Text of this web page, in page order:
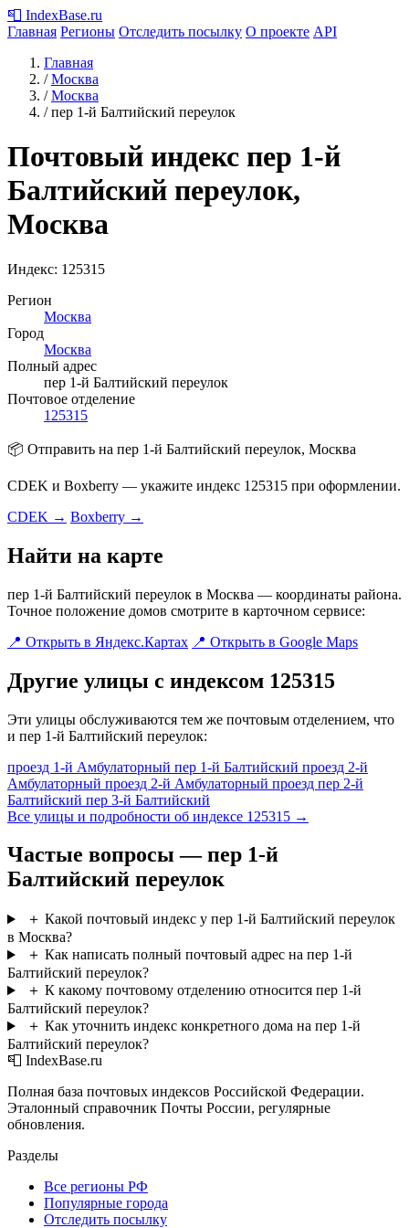
📮 IndexBase.ru
Главная Регионы Отследить посылку О проекте API
Главная
/ Москва
/ Москва
/ пер 1-й Балтийский переулок
Почтовый индекс пер 1-й
Балтийский переулок,
Москва
Индекс: 125315
Регион
Москва
Город
Москва
Полный адрес
пер 1-й Балтийский переулок
Почтовое отделение
125315
📦 Отправить на пер 1-й Балтийский переулок, Москва
CDEK и Boxberry — укажите индекс 125315 при оформлении.
CDEK → Boxberry →
Найти на карте
пер 1-й Балтийский переулок в Москва — координаты района.
Точное положение домов смотрите в карточном сервисе:
📍 Открыть в Яндекс.Картах 📍 Открыть в Google Maps
Другие улицы с индексом 125315
Эти улицы обслуживаются тем же почтовым отделением, что
и пер 1-й Балтийский переулок:
проезд 1-й Амбулаторный пер 1-й Балтийский проезд 2-й
Амбулаторный проезд 2-й Амбулаторный проезд пер 2-й
Балтийский пер 3-й Балтийский
Все улицы и подробности об индексе 125315 →
Частые вопросы — пер 1-й
Балтийский переулок
＋ Какой почтовый индекс у пер 1-й Балтийский переулок
в Москва?
＋ Как написать полный почтовый адрес на пер 1-й
Балтийский переулок?
＋ К какому почтовому отделению относится пер 1-й
Балтийский переулок?
＋ Как уточнить индекс конкретного дома на пер 1-й
Балтийский переулок?
📮 IndexBase.ru
Полная база почтовых индексов Российской Федерации.
Эталонный справочник Почты России, регулярные
обновления.
Разделы
Все регионы РФ
Популярные города
Отследить посылку